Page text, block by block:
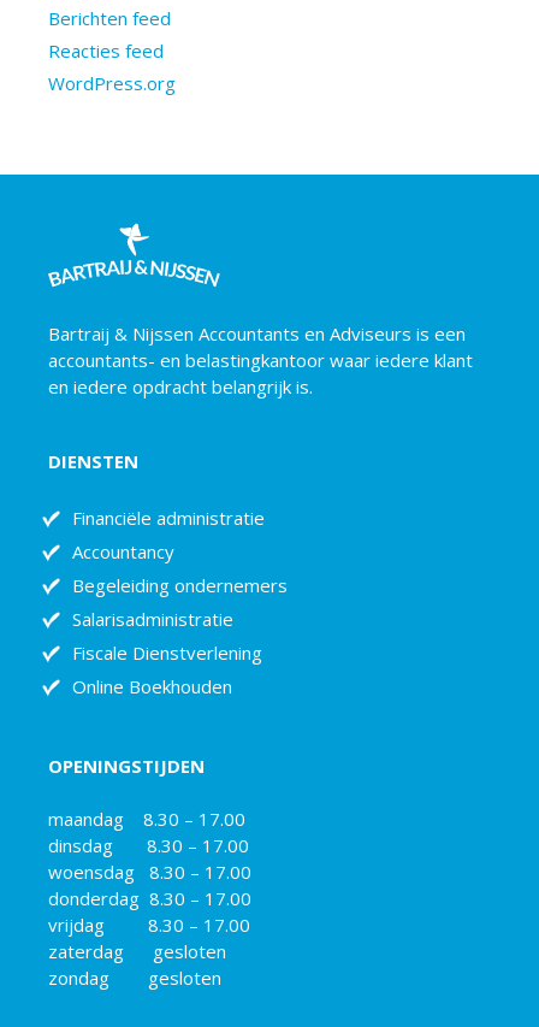
Berichten feed
Reacties feed
WordPress.org
Bartraij & Nijssen Accountants en Adviseurs is een
accountants- en belastingkantoor waar iedere klant
en iedere opdracht belangrijk is.
DIENSTEN
Financiële administratie
Accountancy
Begeleiding ondernemers
Salarisadministratie
Fiscale Dienstverlening
Online Boekhouden
OPENINGSTIJDEN
maandag 8.30 – 17.00
dinsdag 8.30 – 17.00
woensdag 8.30 – 17.00
donderdag 8.30 – 17.00
vrijdag 8.30 – 17.00
zaterdag gesloten
zondag gesloten